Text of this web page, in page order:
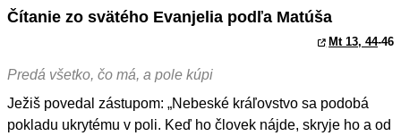
Čítanie zo svätého Evanjelia podľa Matúša
Mt 13, 44-46
Predá všetko, čo má, a pole kúpi
Ježiš povedal zástupom: „Nebeské kráľovstvo sa podobá
pokladu ukrytému v poli. Keď ho človek nájde, skryje ho a od